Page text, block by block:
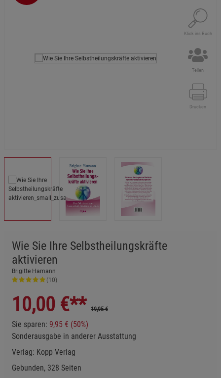
Klick ins Buch
Teilen
Drucken
Wie Sie Ihre Selbstheilungskräfte
aktivieren
Brigitte Hamann
(10)
10,00 €** 19,95 €
Sie sparen: 9,95 € (50%)
Sonderausgabe in anderer Ausstattung
Verlag: Kopp Verlag
Gebunden, 328 Seiten